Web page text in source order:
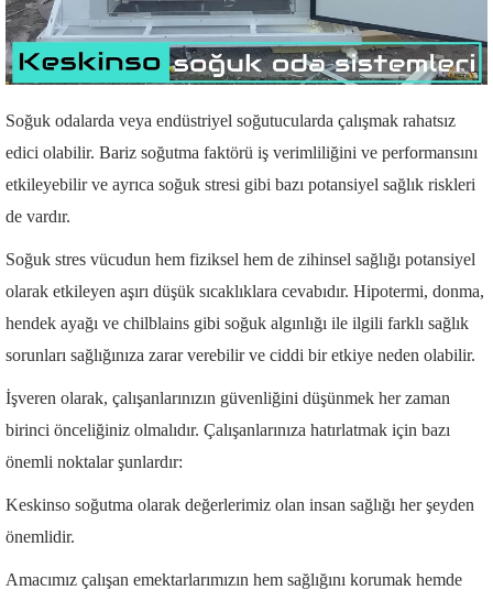
Soğuk odalarda veya endüstriyel soğutucularda çalışmak rahatsız
edici olabilir. Bariz soğutma faktörü iş verimliliğini ve performansını
etkileyebilir ve ayrıca soğuk stresi gibi bazı potansiyel sağlık riskleri
de vardır.
Soğuk stres vücudun hem fiziksel hem de zihinsel sağlığı potansiyel
olarak etkileyen aşırı düşük sıcaklıklara cevabıdır. Hipotermi, donma,
hendek ayağı ve chilblains gibi soğuk algınlığı ile ilgili farklı sağlık
sorunları sağlığınıza zarar verebilir ve ciddi bir etkiye neden olabilir.
İşveren olarak, çalışanlarınızın güvenliğini düşünmek her zaman
birinci önceliğiniz olmalıdır. Çalışanlarınıza hatırlatmak için bazı
önemli noktalar şunlardır:
Keskinso soğutma olarak değerlerimiz olan insan sağlığı her şeyden
önemlidir.
Amacımız çalışan emektarlarımızın hem sağlığını korumak hemde